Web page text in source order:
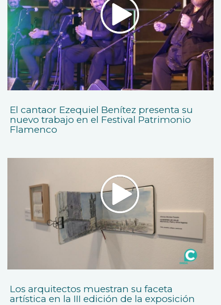
El cantaor Ezequiel Benítez presenta su
nuevo trabajo en el Festival Patrimonio
Flamenco
Los arquitectos muestran su faceta
artística en la III edición de la exposición